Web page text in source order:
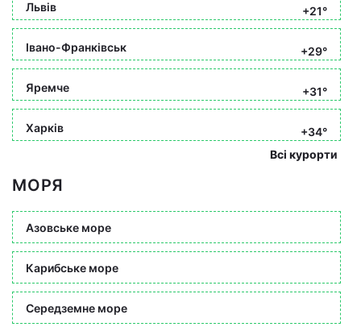
Львів +21°
Івано-Франківськ +29°
Яремче +31°
Харків
+34°
Всі курорти
МОРЯ
Азовське море
Карибське море
Середземне море